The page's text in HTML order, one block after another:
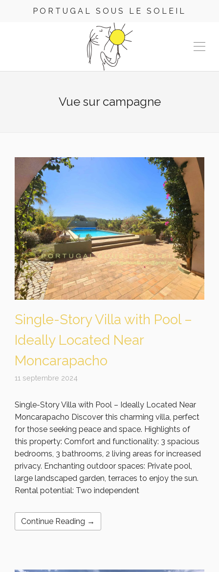
PORTUGAL SOUS LE SOLEIL
Vue sur campagne
Single-Story Villa with Pool –
Ideally Located Near
Moncarapacho
11 septembre 2024
Single-Story Villa with Pool – Ideally Located Near
Moncarapacho Discover this charming villa, perfect
for those seeking peace and space. Highlights of
this property: Comfort and functionality: 3 spacious
bedrooms, 3 bathrooms, 2 living areas for increased
privacy. Enchanting outdoor spaces: Private pool,
large landscaped garden, terraces to enjoy the sun.
Rental potential: Two independent
Continue Reading →